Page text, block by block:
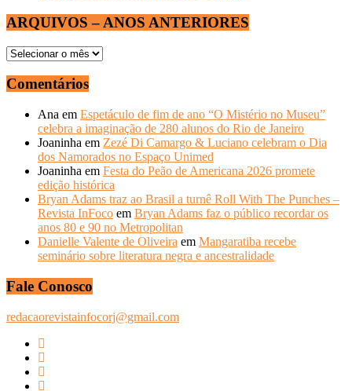
ARQUIVOS – ANOS ANTERIORES
ARQUIVOS
ANOS
ANTERIORES
Comentários
Ana em Espetáculo de fim de ano “O Mistério no Museu”
celebra a imaginação de 280 alunos do Rio de Janeiro
Joaninha em Zezé Di Camargo & Luciano celebram o Dia
dos Namorados no Espaço Unimed
Joaninha em Festa do Peão de Americana 2026 promete
edição histórica
Bryan Adams traz ao Brasil a turnê Roll With The Punches –
Revista InFoco em Bryan Adams faz o público recordar os
anos 80 e 90 no Metropolitan
Danielle Valente de Oliveira em Mangaratiba recebe
seminário sobre literatura negra e ancestralidade
Fale Conosco
redacaorevistainfocorj@gmail.com